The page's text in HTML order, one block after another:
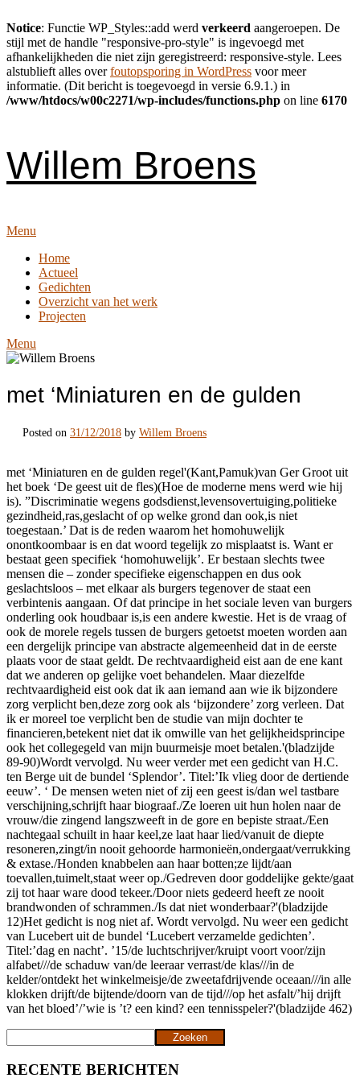
Notice: Functie WP_Styles::add werd verkeerd aangeroepen. De
stijl met de handle "responsive-pro-style" is ingevoegd met
afhankelijkheden die niet zijn geregistreerd: responsive-style. Lees
alstublieft alles overfoutopsporing in WordPress voor meer
informatie. (Dit bericht is toegevoegd in versie 6.9.1.) in
/www/htdocs/w00c2271/wp-includes/functions.php on line 6170
Willem Broens
Menu
Home
Actueel
Gedichten
Overzicht van het werk
Projecten
Menu
met ‘Miniaturen en de gulden
Posted on 31/12/2018 by Willem Broens
met ‘Miniaturen en de gulden regel'(Kant,Pamuk)van Ger Groot uit
het boek ‘De geest uit de fles)(Hoe de moderne mens werd wie hij
is). ”Discriminatie wegens godsdienst,levensovertuiging,politieke
gezindheid,ras,geslacht of op welke grond dan ook,is niet
toegestaan.’ Dat is de reden waarom het homohuwelijk
onontkoombaar is en dat woord tegelijk zo misplaatst is. Want er
bestaat geen specifiek ‘homohuwelijk’. Er bestaan slechts twee
mensen die – zonder specifieke eigenschappen en dus ook
geslachtsloos – met elkaar als burgers tegenover de staat een
verbintenis aangaan. Of dat principe in het sociale leven van burgers
onderling ook houdbaar is,is een andere kwestie. Het is de vraag of
ook de morele regels tussen de burgers getoetst moeten worden aan
een dergelijk principe van abstracte algemeenheid dat in de eerste
plaats voor de staat geldt. De rechtvaardigheid eist aan de ene kant
dat we anderen op gelijke voet behandelen. Maar diezelfde
rechtvaardigheid eist ook dat ik aan iemand aan wie ik bijzondere
zorg verplicht ben,deze zorg ook als ‘bijzondere’ zorg verleen. Dat
ik er moreel toe verplicht ben de studie van mijn dochter te
financieren,betekent niet dat ik omwille van het gelijkheidsprincipe
ook het collegegeld van mijn buurmeisje moet betalen.'(bladzijde
89-90)Wordt vervolgd. Nu weer verder met een gedicht van H.C.
ten Berge uit de bundel ‘Splendor’. Titel:’Ik vlieg door de dertiende
eeuw’. ‘ De mensen weten niet of zij een geest is/dan wel tastbare
verschijning,schrijft haar biograaf./Ze loeren uit hun holen naar de
vrouw/die zingend langszweeft in de gore en bepiste straat./Een
nachtegaal schuilt in haar keel,ze laat haar lied/vanuit de diepte
resoneren,zingt/in nooit gehoorde harmonieën,ondergaat/verrukking
& extase./Honden knabbelen aan haar botten;ze lijdt/aan
toevallen,tuimelt,staat weer op./Gedreven door goddelijke gekte/gaat
zij tot haar ware dood tekeer./Door niets gedeerd heeft ze nooit
brandwonden of schrammen./Is dat niet wonderbaar?'(bladzijde
12)Het gedicht is nog niet af. Wordt vervolgd. Nu weer een gedicht
van Lucebert uit de bundel ‘Lucebert verzamelde gedichten’.
Titel:’dag en nacht’. ’15/de luchtschrijver/kruipt voort voor/zijn
alfabet///de schaduw van/de leeraar verrast/de klas///in de
kelder/ontdekt het winkelmeisje/de zweetafdrijvende oceaan///in alle
klokken drijft/de bijtende/doorn van de tijd///op het asfalt/’hij drijft
van het bloed’/’wie is ’t? een kind? een tennisspeler?'(bladzijde 462)
Zoeken
RECENTE BERICHTEN